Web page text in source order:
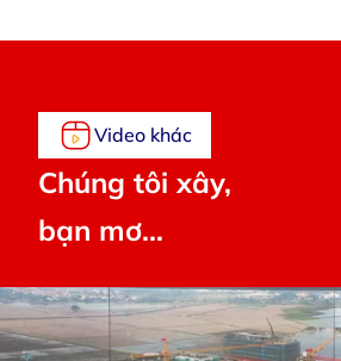
Video khác
Chúng tôi xây,
bạn mơ...